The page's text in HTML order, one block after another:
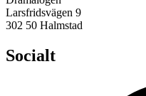
Larsfridsvägen 9
302 50 Halmstad
Socialt